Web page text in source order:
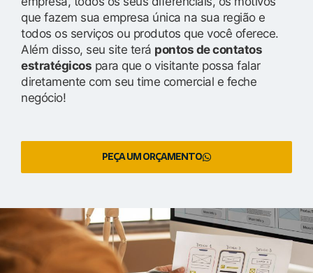
que fazem sua empresa única na sua região e
todos os serviços ou produtos que você oferece.
Além disso, seu site terá pontos de contatos
estratégicos para que o visitante possa falar
diretamente com seu time comercial e feche
negócio!
PEÇA UM ORÇAMENTO